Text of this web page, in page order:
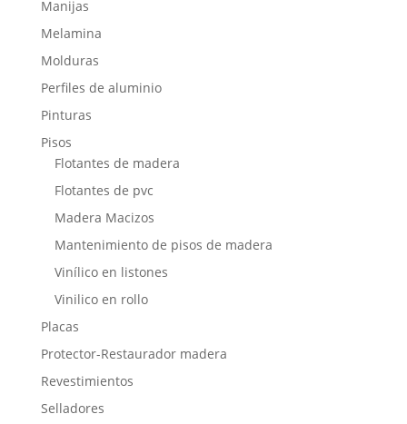
Manijas
Melamina
Molduras
Perfiles de aluminio
Pinturas
Pisos
Flotantes de madera
Flotantes de pvc
Madera Macizos
Mantenimiento de pisos de madera
Vinílico en listones
Vinilico en rollo
Placas
Protector-Restaurador madera
Revestimientos
Selladores